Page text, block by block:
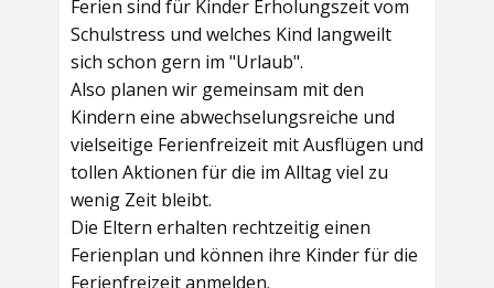
Ferien sind für Kinder Erholungszeit vom
Schulstress und welches Kind langweilt
sich schon gern im "Urlaub".
Also planen wir gemeinsam mit den
Kindern eine abwechselungsreiche und
vielseitige Ferienfreizeit mit Ausflügen und
tollen Aktionen für die im Alltag viel zu
wenig Zeit bleibt.
Die Eltern erhalten rechtzeitig einen
Ferienplan und können ihre Kinder für die
Ferienfreizeit anmelden.